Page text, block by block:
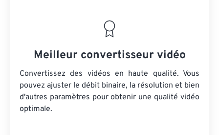
Meilleur convertisseur vidéo
Convertissez des vidéos en haute qualité. Vous
pouvez ajuster le débit binaire, la résolution et bien
d'autres paramètres pour obtenir une qualité vidéo
optimale.